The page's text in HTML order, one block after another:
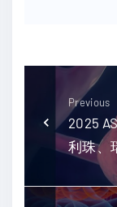
Previous
2025
利珠、